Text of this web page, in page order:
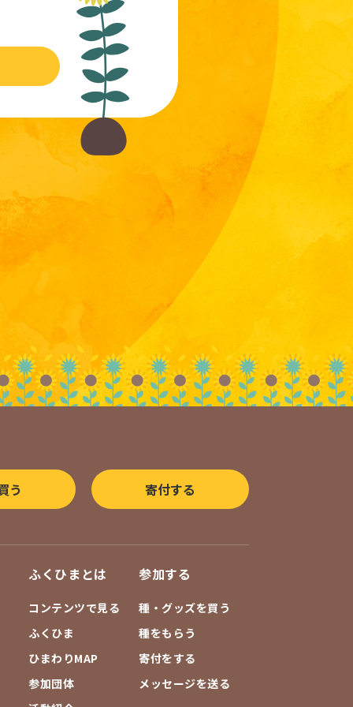
う 寄付する
ふくひまとは
コンテンツで見る
ふくひま
ひまわりMAP
参加団体
参加する
種・グッズを買う
種をもらう
寄付をする
メッセージを送る